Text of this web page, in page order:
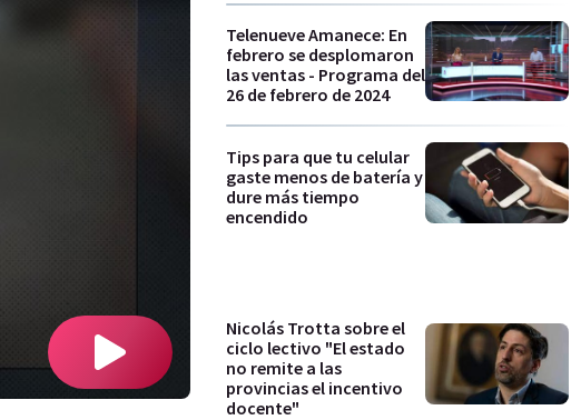
Telenueve Amanece: En
febrero se desplomaron
las ventas - Programa del
26 de febrero de 2024
Tips para que tu celular
gaste menos de batería y
dure más tiempo
encendido
Nicolás Trotta sobre el
ciclo lectivo "El estado
no remite a las
provincias el incentivo
docente"